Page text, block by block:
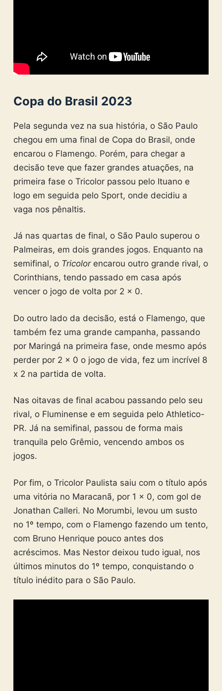
Copa do Brasil 2023
Pela segunda vez na sua história, o São Paulo
chegou em uma final de Copa do Brasil, onde
encarou o Flamengo. Porém, para chegar a
decisão teve que fazer grandes atuações, na
primeira fase o Tricolor passou pelo Ituano e
logo em seguida pelo Sport, onde decidiu a
vaga nos pênaltis.
Já nas quartas de final, o São Paulo superou o
Palmeiras, em dois grandes jogos. Enquanto na
semifinal, o Tricolorencarou outro grande rival, o
Corinthians, tendo passado em casa após
vencer o jogo de volta por 2 x 0.
Do outro lado da decisão, está o Flamengo, que
também fez uma grande campanha, passando
por Maringá na primeira fase, onde mesmo após
perder por 2 x 0 o jogo de vida, fez um incrível 8
x 2 na partida de volta.
Nas oitavas de final acabou passando pelo seu
rival, o Fluminense e em seguida pelo Athletico-
PR. Já na semifinal, passou de forma mais
tranquila pelo Grêmio, vencendo ambos os
jogos.
Por fim, o Tricolor Paulista saiu com o título após
uma vitória no Maracanã, por 1 x 0, com gol de
Jonathan Calleri. No Morumbi, levou um susto
no 1º tempo, com o Flamengo fazendo um tento,
com Bruno Henrique pouco antes dos
acréscimos. Mas Nestor deixou tudo igual, nos
últimos minutos do 1º tempo, conquistando o
título inédito para o São Paulo.